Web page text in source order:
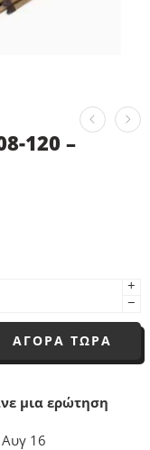
120 –
+
−
ΑΓΟΡΑ ΤΩΡΑ
μια ερώτηση
16